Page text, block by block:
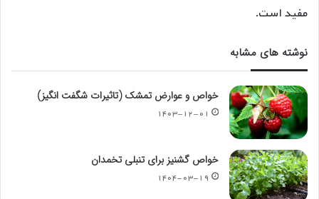
مفید است.
نوشته های مشابه
خواص و عوارض تمشک (تاثیرات شگفت انگیز)
۱۴۰۳-۱۲-۰۱
خواص گشنیز برای تنبلی تخمدان
۱۴۰۴-۰۳-۱۹